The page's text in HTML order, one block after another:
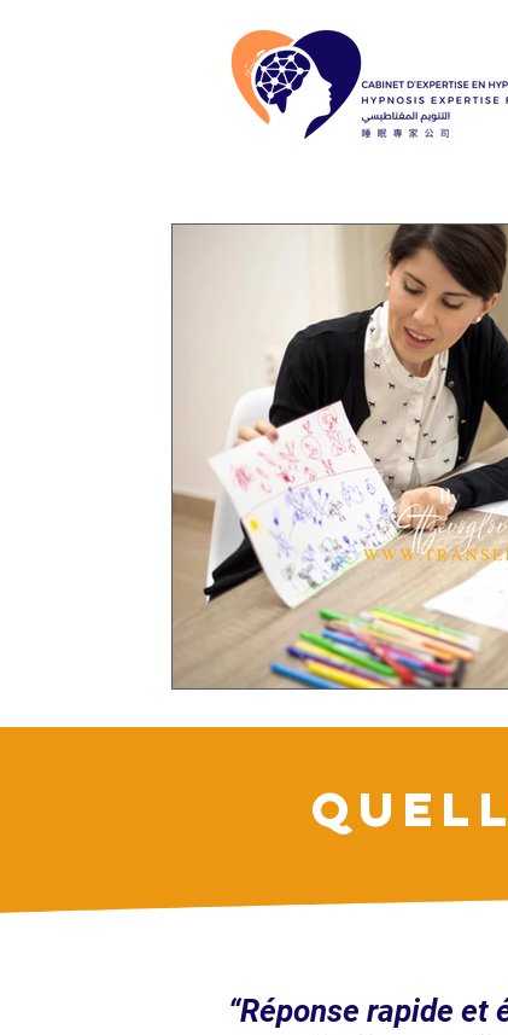
“Réponse rapide et